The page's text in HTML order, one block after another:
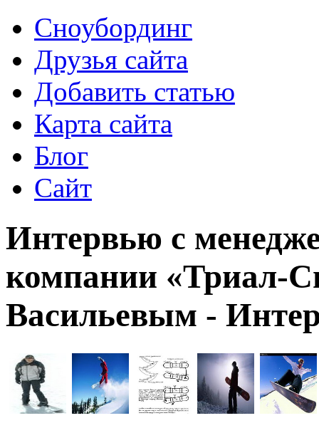
Сноубординг
Друзья сайта
Добавить статью
Карта сайта
Блог
Сайт
Интервью с
компании «Триал-
Васильевым -